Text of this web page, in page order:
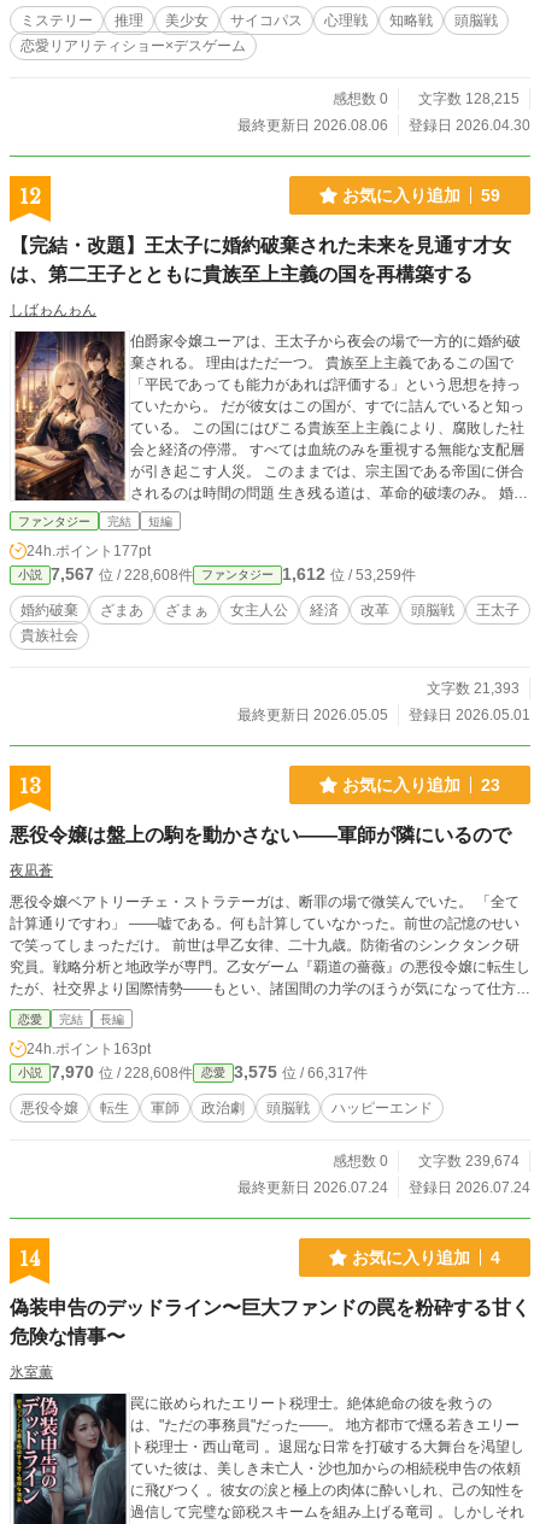
リアリティーショーと、現実を切り裂く残酷なデスゲーム。 果たして無事に
生還できるカップルは何組なのか。 婚活を舞台に究極の心理戦が幕を開け
る。
ミステリー 推理 美少女 サイコパス 心理戦 知略戦
頭脳戦
恋愛リアリティショー×デスゲーム
感想数 0
文字数 128,215
最終更新日 2026.08.06
登録日 2026.04.30
12 お気に入り追加 59
【完結・改題】王太子に婚約破棄された未来を見通す才女
は、第二王子とともに貴族至上主義の国を再構築する
しばゎんゎん
伯爵家令嬢ユーアは、王太子から夜会の場で一方的に婚約破
棄される。 理由はただ一つ。 貴族至上主義であるこの国で
「平民であっても能力があれば評価する」という思想を持っ
ていたから。 だが彼女はこの国が、すでに詰んでいると知っ
ている。 この国にはびこる貴族至上主義により、腐敗した社
会と経済の停滞。 すべては血統のみを重視する無能な支配層
が引き起こす人災。 このままでは、宗主国である帝国に併合
されるのは時間の問題 生き残る道は、革命的破壊のみ。 婚約
破棄をきっかけに、ユーアは動き出す。 資金を操り、貴族を
国家そのものを作り替えていく。 そして、帝国に認めさせ
る。 これは、血統にしがみつく愚かなる貴族を、合理的な戦
略で解体する令嬢の物語。 ※完結保証
ファンタジー 完結 短編
24h.ポイント 177pt
小説 7,567 位 / 228,608件 ファンタジー 1,612 位 / 53,259件
婚約破棄 ざまあ ざまぁ 女主人公 経済 改革 頭脳戦
王太子
貴族社会
文字数 21,393
最終更新日 2026.05.05
登録日 2026.05.01
13 お気に入り追加 23
悪役令嬢は盤上の駒を動かさない——軍師が隣にいるので
夜凪蒼
悪役令嬢ベアトリーチェ・ストラテーガは、断罪の場で微笑んでいた。 「全て
計算通りですわ」 ——嘘である。何も計算していなかった。前世の記憶のせい
で笑ってしまっただけ。 前世は早乙女律、二十九歳。防衛省のシンクタンク研
究員。戦略分析と地政学が専門。乙女ゲーム『覇道の薔薇』の悪役令嬢に転生し
たが、社交界より国際情勢——もとい、諸国間の力学のほうが気になって仕方が
なかった。 断罪されたベアトリーチェは、社交界を追われて行き場を失う。そ
こに現れたのが、辺境領の軍師。 「あなたの頭脳を買いたい。辺境伯の参謀と
して働かないか」 ディルク・ヴォルフ。三十歳。辺境伯家の軍師。銀縁眼鏡に
切れ長の目。冷徹で計算高いが、戦略談義になると少年のように目が光る。 辺
境は隣国との紛争地帯。外交、内政、軍事——全てが綱渡り。前世の戦略知識が
火を噴く。 「この局面、ゲーム理論で言えばナッシュ均衡を崩す手が——い
わ」 --- ※本作は『小説家になろう』『カクヨム』にも掲載しています。
恋愛 完結 長編
24h.ポイント 163pt
小説 7,970 位 / 228,608件 恋愛 3,575 位 / 66,317件
悪役令嬢 転生 軍師 政治劇 頭脳戦 ハッピーエンド
感想数 0
文字数 239,674
最終更新日 2026.07.24
登録日 2026.07.24
14 お気に入り追加 4
偽装申告のデッドライン〜巨大ファンドの罠を粉砕する甘く
危険な情事〜
氷室薫
罠に嵌められたエリート税理士。絶体絶命の彼を救うの
は、"ただの事務員"だった――。 地方都市で燻る若きエリー
ト税理士・西山竜司 。退屈な日常を打破する大舞台を渇望し
ていた彼は、美しき未亡人・沙也加からの相続税申告の依頼
に飛びつく 。彼女の涙と極上の肉体に酔いしれ、己の知性を
過信して完璧な節税スキームを組み上げる竜司 。しかしそれ